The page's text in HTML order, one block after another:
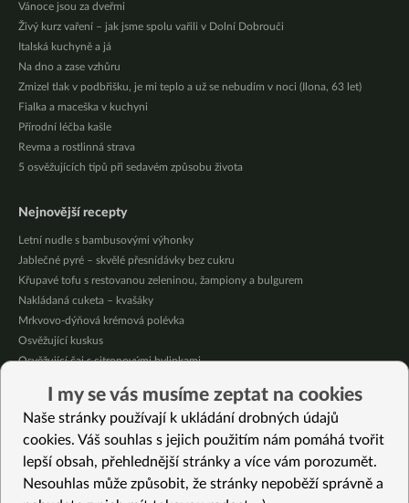
Vánoce jsou za dveřmi
Živý kurz vaření – jak jsme spolu vařili v Dolní Dobrouči
Italská kuchyně a já
Na dno a zase vzhůru
Zmizel tlak v podbřišku, je mi teplo a už se nebudím v noci (Ilona, 63 let)
Fialka a maceška v kuchyni
Přírodní léčba kašle
Revma a rostlinná strava
5 osvěžujících tipů při sedavém způsobu života
Nejnovější recepty
Letní nudle s bambusovými výhonky
Jablečné pyré – skvělé přesnídávky bez cukru
Křupavé tofu s restovanou zeleninou, žampiony a bulgurem
Nakládaná cuketa – kvašáky
Mrkvovo-dýňová krémová polévka
Osvěžující kuskus
Osvěžující čaj s citronovými bylinkami
Čokoládové muffiny s mangovým krémem
Meruňky a jablka v citrónovém želé
Vybrané recepty
I my se vás musíme zeptat na cookies
Naše stránky používají k ukládání drobných údajů
cookies. Váš souhlas s jejich použitím nám pomáhá tvořit
lepší obsah, přehlednější stránky a více vám porozumět.
Nesouhlas může způsobit, že stránky nepoběží správně a